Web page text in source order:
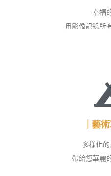
幸福
用影像記錄所
｜藝
多樣化
帶給您華麗